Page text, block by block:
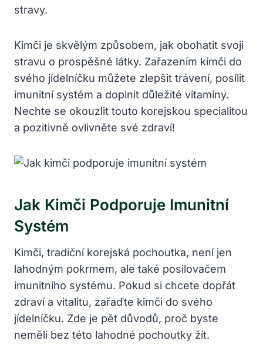
stravy.
Kimči je skvělým způsobem, jak obohatit svoji
stravu o prospěšné látky. Zařazením kimči do
svého jídelníčku můžete zlepšit trávení, posílit
imunitní systém a doplnit důležité vitamíny.
Nechte se okouzlit touto korejskou specialitou
a pozitivně ovlivněte své zdraví!
Jak Kimči Podporuje Imunitní
Systém
Kimči, tradiční korejská pochoutka, není jen
lahodným pokrmem, ale také posilovačem
imunitního systému. Pokud si chcete dopřát
zdraví a vitalitu, zařaďte kimči do svého
jídelníčku. Zde je pět důvodů, proč byste
neměli bez této lahodné pochoutky žít.